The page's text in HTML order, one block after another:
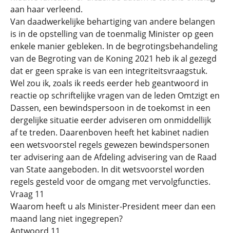
aan haar verleend.
Van daadwerkelijke behartiging van andere belangen
is in de opstelling van de toenmalig Minister op geen
enkele manier gebleken. In de begrotingsbehandeling
van de Begroting van de Koning 2021 heb ik al gezegd
dat er geen sprake is van een integriteitsvraagstuk.
Wel zou ik, zoals ik reeds eerder heb geantwoord in
reactie op schriftelijke vragen van de leden Omtzigt en
Dassen, een bewindspersoon in de toekomst in een
dergelijke situatie eerder adviseren om onmiddellijk
af te treden. Daarenboven heeft het kabinet nadien
een wetsvoorstel regels gewezen bewindspersonen
ter advisering aan de Afdeling advisering van de Raad
van State aangeboden. In dit wetsvoorstel worden
regels gesteld voor de omgang met vervolgfuncties.
Vraag 11
Waarom heeft u als Minister-President meer dan een
maand lang niet ingegrepen?